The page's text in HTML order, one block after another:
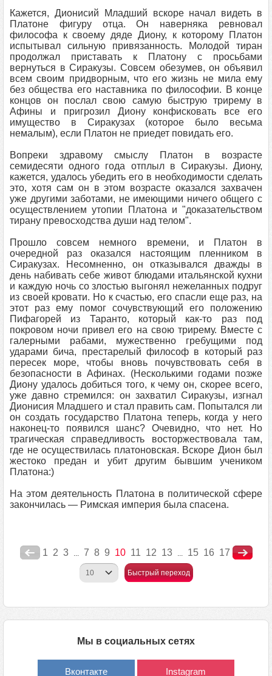
Кажется, Дионисий Младший вскоре начал видеть в
Платоне фигуру отца. Он наверняка ревновал
философа к своему дяде Диону, к которому Платон
испытывал сильную привязанность. Молодой тиран
продолжал приставать к Платону с просьбами
вернуться в Сиракузы. Совсем обезумев, он объявил
всем своим придворным, что его жизнь не мила ему
без общества его наставника по философии. В конце
концов он послал свою самую быструю трирему в
Афины и пригрозил Диону конфисковать все его
имущество в Сиракузах (которое было весьма
немалым), если Платон не приедет повидать его.
Вопреки здравому смыслу Платон в возрасте
семидесяти одного года отплыл в Сиракузы. Диону,
кажется, удалось убедить его в необходимости сделать
это, хотя сам он в этом возрасте оказался захвачен
уже другими заботами, не имеющими ничего общего с
осуществлением утопии Платона и "доказательством
тирану превосходства души над телом".
Прошло совсем немного времени, и Платон в
очередной раз оказался настоящим пленником в
Сиракузах. Несомненно, он отказывался дважды в
день набивать себе живот блюдами итальянской кухни
и каждую ночь со злостью выгонял нежеланных подруг
из своей кровати. Но к счастью, его спасли еще раз, на
этот раз ему помог сочувствующий его положению
Пифагорей из Таранто, который как-то раз под
покровом ночи привел его на свою трирему. Вместе с
галерными рабами, мужественно гребущими под
ударами бича, престарелый философ в который раз
пересек море, чтобы вновь почувствовать себя в
безопасности в Афинах. (Несколькими годами позже
Диону удалось добиться того, к чему он, скорее всего,
уже давно стремился: он захватил Сиракузы, изгнал
Дионисия Младшего и стал править сам. Попытался ли
он создать государство Платона теперь, когда у него
наконец-то появился шанс? Очевидно, что нет. Но
трагическая справедливость восторжествовала там,
где не осуществилась платоновская. Вскоре Дион был
жестоко предан и убит другим бывшим учеником
Платона:)
На этом деятельность Платона в политической сфере
закончилась — Римская империя была спасена.
1 2 3 ... 7 8 9 10 11 12 13 ... 15 16 17
Быстрый переход
Мы в социальных сетях
Вконтакте Instagram